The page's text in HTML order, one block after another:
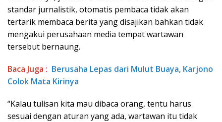
standar jurnalistik, otomatis pembaca tidak akan
tertarik membaca berita yang disajikan bahkan tidak
mengakui perusahaan media tempat wartawan
tersebut bernaung.
Baca Juga : Berusaha Lepas dari Mulut Buaya, Karjono
Colok Mata Kirinya
“Kalau tulisan kita mau dibaca orang, tentu harus
sesuai dengan aturan yang ada, wartawan itu tidak